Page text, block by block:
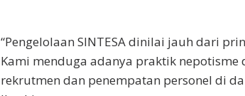
“Pengelolaan SINTESA dinilai jauh dari
Kami menduga adanya praktik nepotisme
rekrutmen dan penempatan personel di